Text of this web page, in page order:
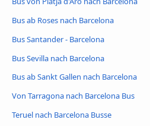
Bus ab Roses nach Barcelona
Bus Santander - Barcelona
Bus Sevilla nach Barcelona
Bus ab Sankt Gallen nach Barcelona
Von Tarragona nach Barcelona Bus
Teruel nach Barcelona Busse